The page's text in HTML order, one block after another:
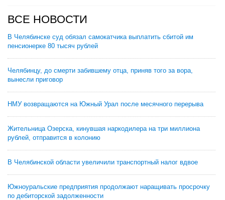
ВСЕ НОВОСТИ
В Челябинске суд обязал самокатчика выплатить сбитой им
пенсионерке 80 тысяч рублей
Челябинцу, до смерти забившему отца, приняв того за вора,
вынесли приговор
НМУ возвращаются на Южный Урал после месячного перерыва
Жительница Озерска, кинувшая наркодилера на три миллиона
рублей, отправится в колонию
В Челябинской области увеличили транспортный налог вдвое
Южноуральские предприятия продолжают наращивать просрочку
по дебиторской задолженности